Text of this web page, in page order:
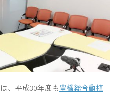
、平成30年度も豊橋総合動植